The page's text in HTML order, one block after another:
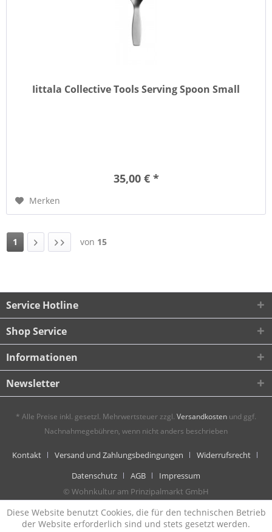
Iittala Collective Tools Serving Spoon Small
35,00 € *
Merken
1 von 15
Service Hotline
Shop Service
Informationen
Newsletter
* Alle Preise inkl. gesetzl. Mehrwertsteuer zzgl. Versandkosten und ggf.
Nachnahmegebühren, wenn nicht anders beschrieben
Kontakt Versand und Zahlungsbedingungen
Widerrufsrecht
Datenschutz
AGB
Impressum
© Wohnkultur am Prinzipalmarkt GmbH
Diese Website benutzt Cookies, die für den technischen Betrieb
der Website erforderlich sind und stets gesetzt werden.